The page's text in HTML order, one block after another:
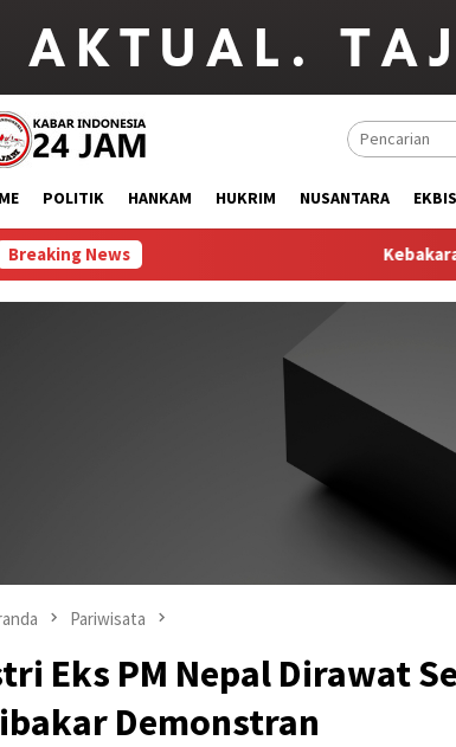
POLITIK HANKAM HUKRIM NUSANTARA EKBIS
Breaking News Kebakaran
Pariwisata
Eks PM Nepal Dirawat
Demonstran